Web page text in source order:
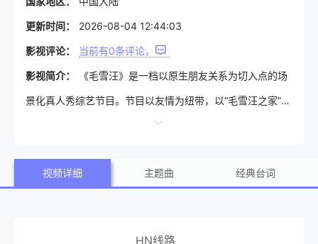
更新时间： 2026-08-04 12:44:03
影视评论： 当前有0条评论，
影视简介： 《毛雪汪》是一档以原生朋友关系为切入点的场
景化真人秀综艺节目。节目以友情为纽带，以“毛雪汪之家”为
主要拍摄场景，讲述每周在这里相聚的毛不易、李雪琴和他
状，展现当下年轻人丰富的青春生活和精神世界，记录真实
视频详细 主题曲 经典台词
HN线路